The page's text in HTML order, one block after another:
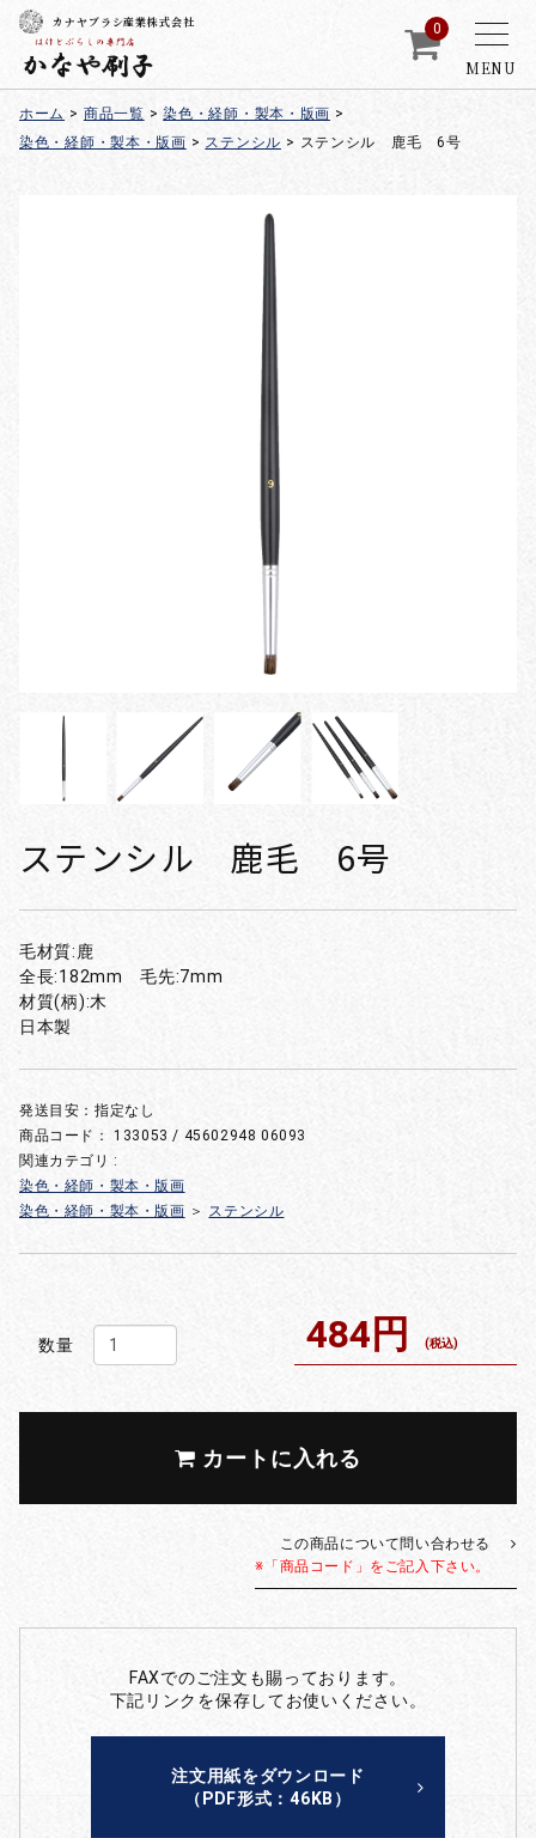
MENU
カナヤブラシ産業株式会社 0
ホーム > 商品一覧 > 染色・経師・製本・版画 >
染色・経師・製本・版画 > ステンシル > ステンシル 鹿毛 6号
ステンシル 鹿毛 6号
毛材質:鹿
全長:182mm 毛先:7mm
材質(柄):木
日本製
発送目安：指定なし
商品コード：133053 / 45602948 06093
関連カテゴリ :
染色・経師・製本・版画
染色・経師・製本・版画 ＞ ステンシル
数量 484円 (税込)
カートに入れる
この商品について問い合わせる
※「商品コード」をご記入下さい。
FAXでのご注文も賜っております。
下記リンクを保存してお使いください。
注文用紙をダウンロード
（PDF形式：46KB）